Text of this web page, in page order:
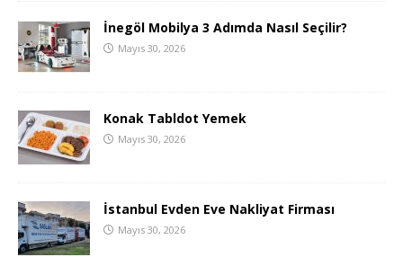
İnegöl Mobilya 3 Adımda Nasıl Seçilir?
Mayıs 30, 2026
Konak Tabldot Yemek
Mayıs 30, 2026
İstanbul Evden Eve Nakliyat Firması
Mayıs 30, 2026